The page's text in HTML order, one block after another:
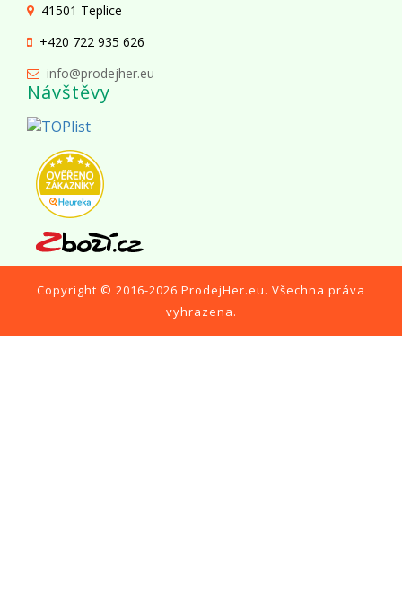
41501 Teplice
+420 722 935 626
info@prodejher.eu
Návštěvy
Copyright © 2016-2026 ProdejHer.eu. Všechna práva
vyhrazena.